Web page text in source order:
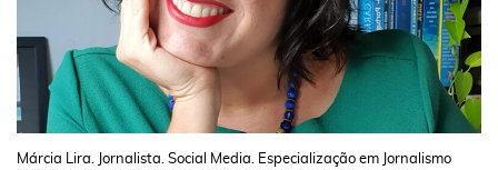
Márcia Lira. Jornalista. Social Media. Especialização em Jornalismo